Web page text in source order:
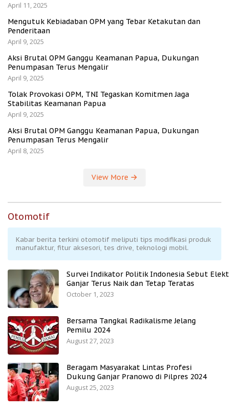
April 11, 2025
Mengutuk Kebiadaban OPM yang Tebar Ketakutan dan
Penderitaan
April 9, 2025
Aksi Brutal OPM Ganggu Keamanan Papua, Dukungan
Penumpasan Terus Mengalir
April 9, 2025
Tolak Provokasi OPM, TNI Tegaskan Komitmen Jaga
Stabilitas Keamanan Papua
April 9, 2025
Aksi Brutal OPM Ganggu Keamanan Papua, Dukungan
Penumpasan Terus Mengalir
April 8, 2025
View More
Otomotif
Kabar berita terkini otomotif meliputi tips modifikasi produk
manufaktur, fitur aksesori, tes drive, teknologi mobil.
Survei Indikator Politik Indonesia Sebut
Ganjar Terus Naik dan Tetap Teratas
October 1, 2023
Bersama Tangkal Radikalisme Jelang
Pemilu 2024
August 27, 2023
Beragam Masyarakat Lintas Profesi
Dukung Ganjar Pranowo di Pilpres 2024
August 25, 2023